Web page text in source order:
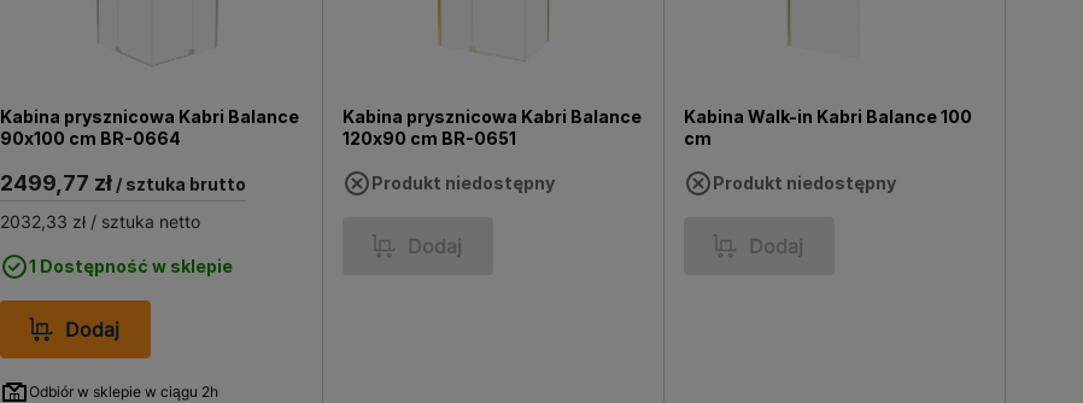
Kabina prysznicowa Kabri Balance
90x100 cm BR-0664
2499,77 zł/ sztuka brutto
2032,33 zł/ sztuka netto
1 Dostępność w sklepie
Dodaj
Odbiór w sklepie w ciągu 2h
Kabina prysznicowa Kabri Balance
120x90 cm BR-0651
Produkt niedostępny
Dodaj
Kabina Walk-in Kabri Balance 100
cm
Produkt niedostępny
Dodaj